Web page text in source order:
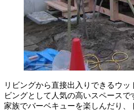
リビングから直接出入りできるウッ
ビングとして人気の高いスペースで
家族でバーベキューを楽しんだり、